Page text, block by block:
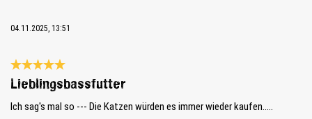
04.11.2025, 13:51
Review with rating of 5 out of 5 stars
Lieblingsbassfutter
Ich sag's mal so --- Die Katzen würden es immer wieder kaufen.....